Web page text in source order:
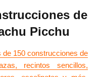
de
Picchu
150 construcciones de
recintos sencillos,